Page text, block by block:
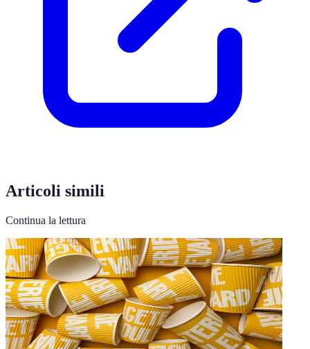
Articoli simili
Continua la lettura